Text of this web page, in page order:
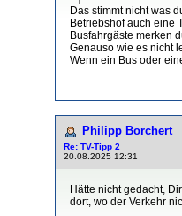
Das stimmt nicht was
Betriebshof auch eine
Busfahrgäste merken
Genauso wie es nicht
Wenn ein Bus oder
Philipp Borchert
Re: TV-Tipp 2
20.08.2025 12:31
Hätte nicht gedacht,
dort, wo der Verkehr